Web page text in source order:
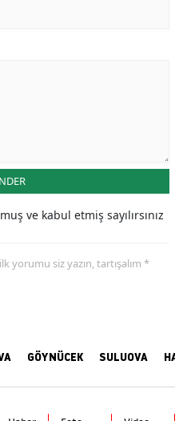
ve kabul etmiş sayılırsınız
yorumu siz yazın, tartışalım *
GÖYNÜCEK SULUOVA